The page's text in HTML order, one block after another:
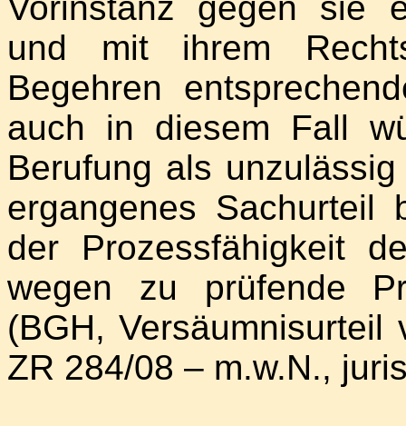
und mit ihrem
Begehren
auch in diesem Fall
Berufung als
ergangenes
der Prozessfähigkeit
wegen zu prüfende
(BGH,
ZR 284/08 – m.w.N.,